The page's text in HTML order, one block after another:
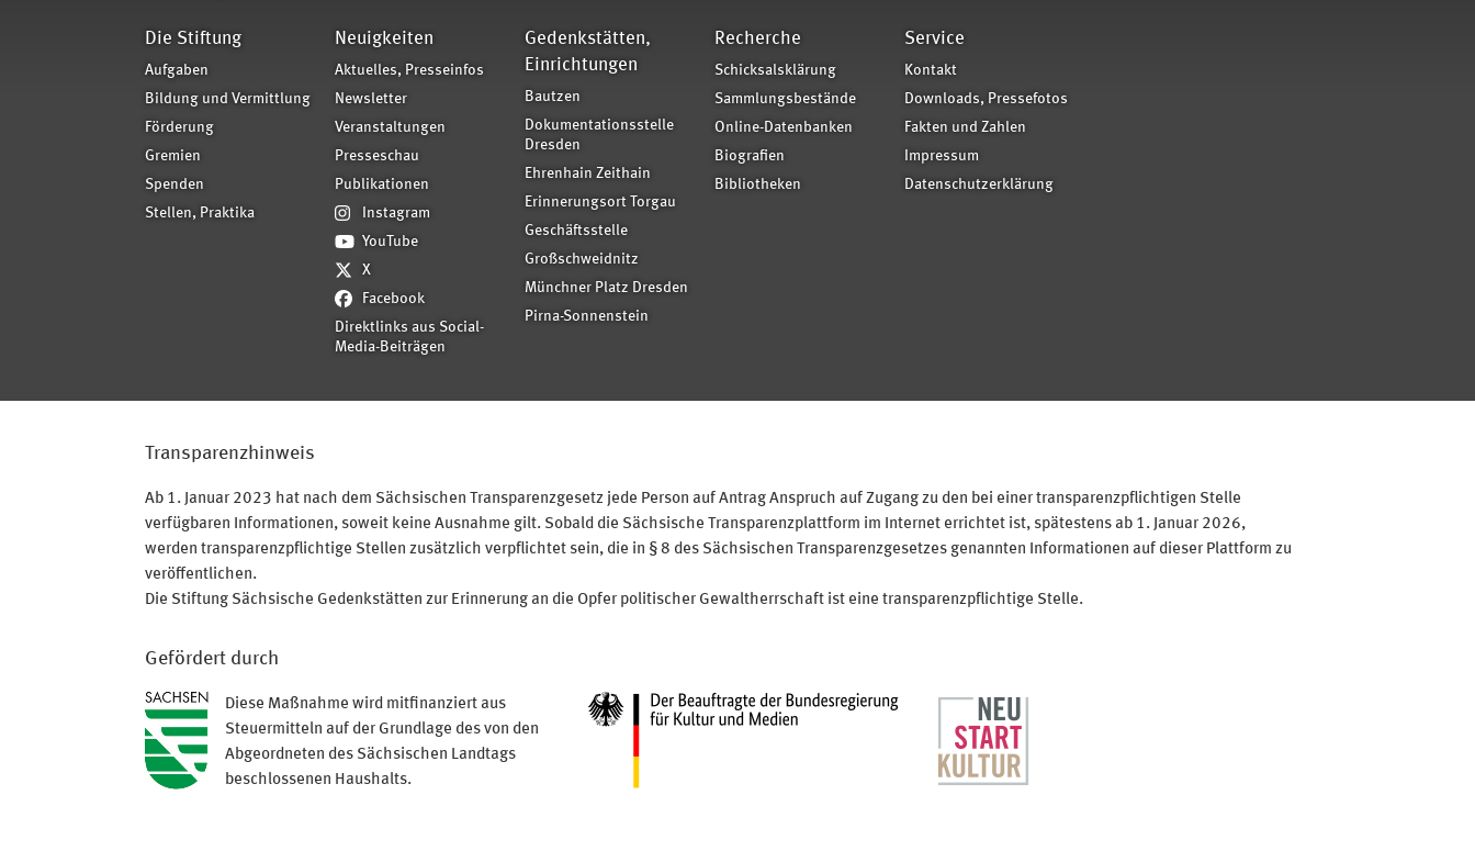
Die Stiftung
Aufgaben
Bildung und Vermittlung
Förderung
Gremien
Spenden
Stellen, Praktika
Neuigkeiten
Aktuelles, Presseinfos
Newsletter
Veranstaltungen
Presseschau
Publikationen
Instagram
YouTube
X
Facebook
Direktlinks aus Social-
Media-Beiträgen
Gedenkstätten,
Einrichtungen
Bautzen
Dokumentationsstelle
Dresden
Ehrenhain Zeithain
Erinnerungsort Torgau
Geschäftsstelle
Großschweidnitz
Münchner Platz Dresden
Pirna-Sonnenstein
Recherche
Schicksalsklärung
Sammlungsbestände
Online-Datenbanken
Biografien
Bibliotheken
Service
Kontakt
Downloads, Pressefotos
Fakten und Zahlen
Impressum
Datenschutzerklärung
Transparenzhinweis
Ab 1. Januar 2023 hat nach dem Sächsischen Transparenzgesetz jede Person auf Antrag Anspruch auf Zugang zu den bei einer transparenzpflichtigen Stelle
verfügbaren Informationen, soweit keine Ausnahme gilt. Sobald die Sächsische Transparenzplattform im Internet errichtet ist, spätestens ab 1. Januar 2026,
werden transparenzpflichtige Stellen zusätzlich verpflichtet sein, die in § 8 des Sächsischen Transparenzgesetzes genannten Informationen auf dieser Plattform zu
veröffentlichen.
Die Stiftung Sächsische Gedenkstätten zur Erinnerung an die Opfer politischer Gewaltherrschaft ist eine transparenzpflichtige Stelle.
Gefördert durch
Diese Maßnahme wird mitfinanziert aus
Steuermitteln auf der Grundlage des von den
Abgeordneten des Sächsischen Landtags
beschlossenen Haushalts.